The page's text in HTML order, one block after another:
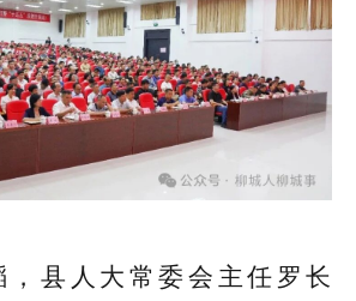
，县人大常委会主任罗长